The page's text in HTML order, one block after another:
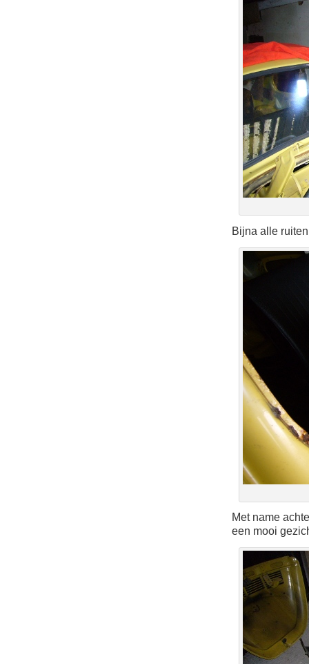
Bijna alle
Met name
een mooi